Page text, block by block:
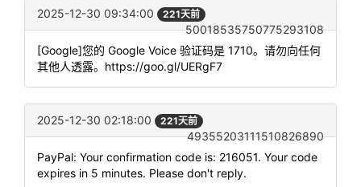
2025-12-30 09:34:00 221天前
50018535750775293108
[Google]您的 Google Voice 验证码是 1710。请勿向任何
其他人透露。https://goo.gl/UERgF7
2025-12-30 02:18:00 221天前
49355203111510826890
PayPal: Your confirmation code is: 216051. Your code
expires in 5 minutes. Please don't reply.